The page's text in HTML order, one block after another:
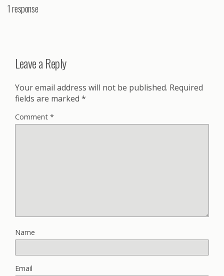
1 response
Leave a Reply
Your email address will not be published. Required
fields are marked *
Comment *
Name
Email